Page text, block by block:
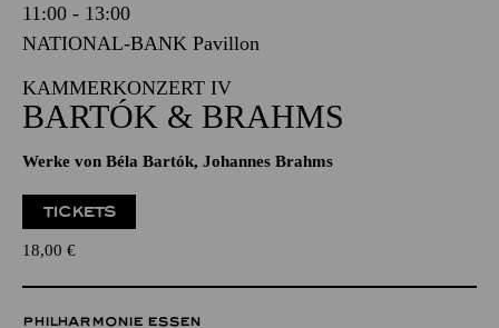
Sonntag
17.01.2027
11:00 - 13:00
NATIONAL-BANK Pavillon
KAMMERKONZERT IV
Werke von Béla Bartók, Johannes Brahms
18,00€